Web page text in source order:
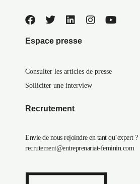
Espace presse
Consulter les articles de presse
Solliciter une interview
Recrutement
Envie de nous rejoindre en tant qu’expert ?
recrutement@entreprenariat-feminin.com